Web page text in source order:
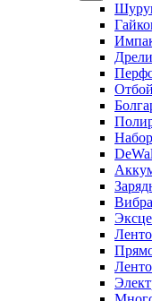
Дрели